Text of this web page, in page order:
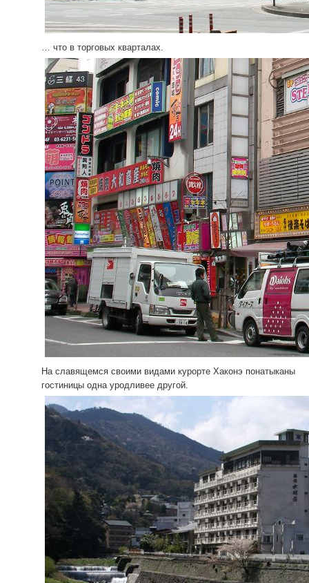
… что в торговых кварталах.
На славящемся своими видами курорте Хаконэ понатыканы
гостиницы одна уродливее другой.